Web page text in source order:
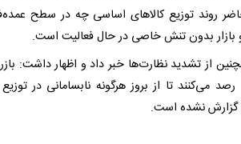
روند توزیع کالاهای اساسی چه در سطح
بدون تنش خاصی در حال فعالیت است.
از تشدید نظارت‌ها خبر داد و اظهار داشت:
رصد می‌کنند تا از بروز هرگونه نابسامانی در
نشده است.